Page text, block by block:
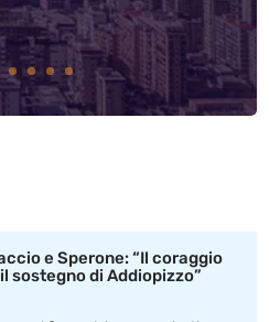
e Sperone: “Il coraggio
sostegno di Addiopizzo”